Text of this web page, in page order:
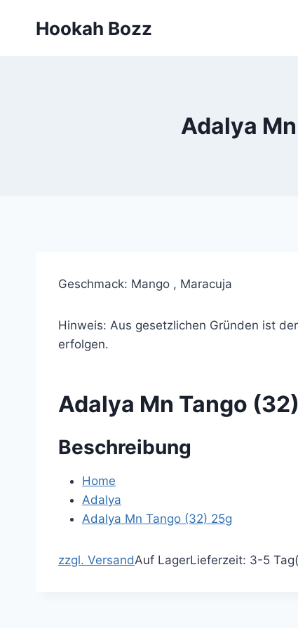
Hookah Bozz
Adalya
Geschmack: Mango , Maracuja
Hinweis: Aus gesetzlichen Gründen ist
erfolgen.
Adalya Mn Tango
Beschreibung
Home
Adalya
Adalya Mn Tango (32) 25g
zzgl. VersandAuf LagerLieferzeit: 3-5